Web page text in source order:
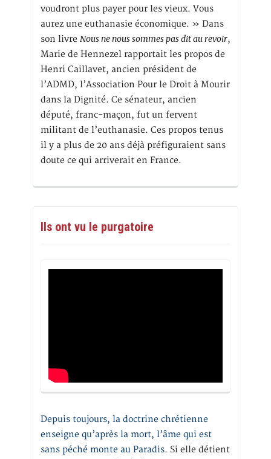
voudront plus payer pour les vieux. Vous
aurez une euthanasie économique. » Dans
son livre Nous ne nous sommes pas dit au revoir,
Marie de Hennezel rapportait les propos de
Henri Caillavet, ancien président de
l’ADMD, l’Association Pour le Droit à Mourir
dans la Dignité. Ce sénateur, ancien
député, franc-maçon, fut un fervent
militant de l’euthanasie. Ces propos tenus
il y a plus de 20 ans déjà préfiguraient sans
doute ce qui arriverait en France.
Ils ont vu le purgatoire
Depuis toujours, la doctrine chrétienne
enseigne qu’après la mort, l’âme qui est
sans péché monte au Paradis. Si elle détient